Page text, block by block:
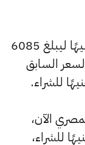
وشهد سعر عيار 18 ارتفاعًا بقيمة 10 جنيهًا ليبلغ 6085
عن السعر السابق
المصري الآن،
جنيهًا للبيع و4685 جنيهًا للشراء،